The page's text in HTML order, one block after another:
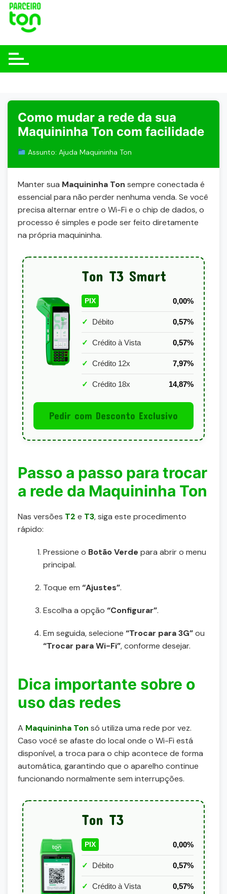
Como mudar a rede da sua
Maquininha Ton com facilidade
Assunto: Ajuda Maquininha Ton
Manter sua Maquininha Ton sempre conectada é
essencial para não perder nenhuma venda. Se você
precisa alternar entre o Wi-Fi e o chip de dados, o
processo é simples e pode ser feito diretamente
na própria maquininha.
Ton T3 Smart
PIX 0,00%
✓ Débito 0,57%
✓ Crédito à Vista 0,57%
✓ Crédito 12x 7,97%
✓ Crédito 18x 14,87%
Pedir com Desconto Exclusivo
Passo a passo para trocar
a rede da Maquininha Ton
Nas versões T2 e T3, siga este procedimento
rápido:
Pressione o Botão Verde para abrir o menu
principal.
Toque em “Ajustes”.
Escolha a opção “Configurar”.
Em seguida, selecione “Trocar para 3G”ou
“Trocar para Wi-Fi”, conforme desejar.
Dica importante sobre o
uso das redes
A Maquininha Ton só utiliza uma rede por vez.
Caso você se afaste do local onde o Wi-Fi está
disponível, a troca para o chip acontece de forma
automática, garantindo que o aparelho continue
funcionando normalmente sem interrupções.
Ton T3
PIX 0,00%
✓ Débito 0,57%
✓ Crédito à Vista 0,57%